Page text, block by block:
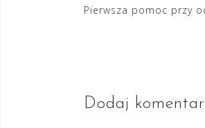
Nawigacja
Pierwsza pomoc przy
Dodaj